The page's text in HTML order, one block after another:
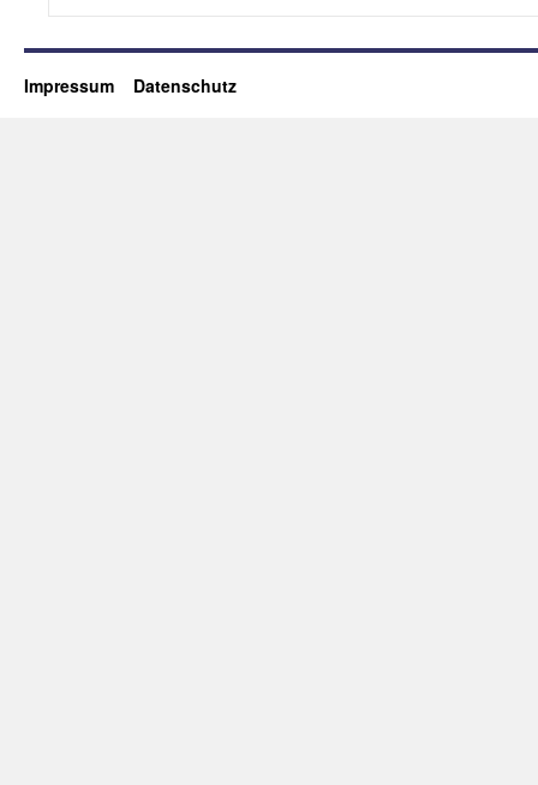
Impressum Datenschutz